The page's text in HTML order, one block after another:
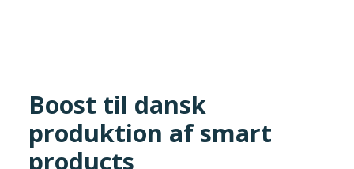
Search
Boost til dansk
produktion af smart
products